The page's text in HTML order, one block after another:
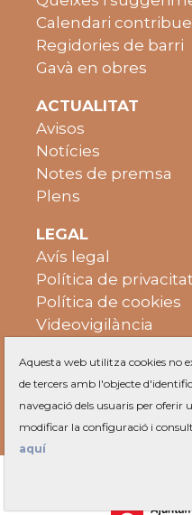
Calendari
Regidories de barri
Gavà en obres
ACTUALITAT
Avisos
Notícies
Notes de premsa
Plens
LEGAL
Avís legal
Política de privacitat
Política de cookies
Videovigilància
Aquesta web utilitza cookies no
de tercers amb l'objecte
navegació dels usuaris per oferir
modificar la configuració i
aquí